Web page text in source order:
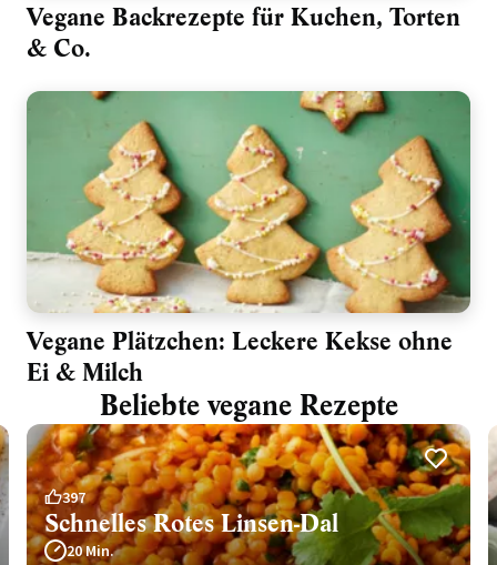
Vegane Backrezepte für Kuchen, Torten
& Co.
Vegane Plätzchen: Leckere Kekse ohne
Ei & Milch
Beliebte vegane Rezepte
397
Schnelles Rotes Linsen-Dal
20 Min.